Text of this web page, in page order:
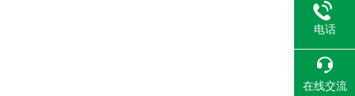
电话
在线交流